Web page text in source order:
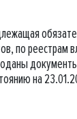
по реестрам
на